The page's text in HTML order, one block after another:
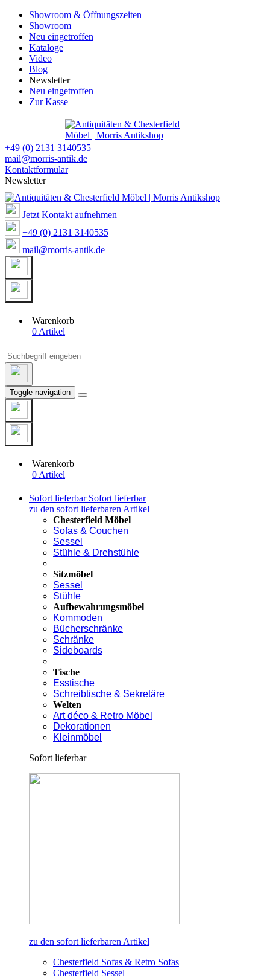
Showroom & Öffnungszeiten
Showroom
Neu eingetroffen
Kataloge
Video
Blog
Newsletter
Neu eingetroffen
Zur Kasse
+49 (0) 2131 3140535
mail@morris-antik.de
Kontaktformular
Newsletter
Jetzt Kontakt aufnehmen
+49 (0) 2131 3140535
mail@morris-antik.de
Warenkorb
0 Artikel
Toggle navigation
Warenkorb
0 Artikel
Sofort lieferbar Sofort lieferbar
zu den sofort lieferbaren Artikel
Chesterfield Möbel
Sofas & Couchen
Sessel
Stühle & Drehstühle
Sitzmöbel
Sessel
Stühle
Aufbewahrungsmöbel
Kommoden
Bücherschränke
Schränke
Sideboards
Tische
Esstische
Schreibtische & Sekretäre
Welten
Art déco & Retro Möbel
Dekorationen
Kleinmöbel
Sofort lieferbar
zu den sofort lieferbaren Artikel
Chesterfield Sofas & Retro Sofas
Chesterfield Sessel